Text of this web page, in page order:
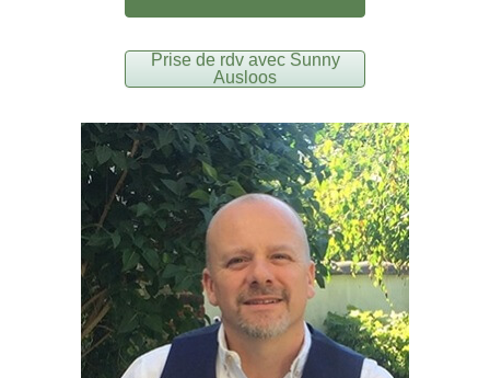
Prise de rdv avec Sunny
Ausloos